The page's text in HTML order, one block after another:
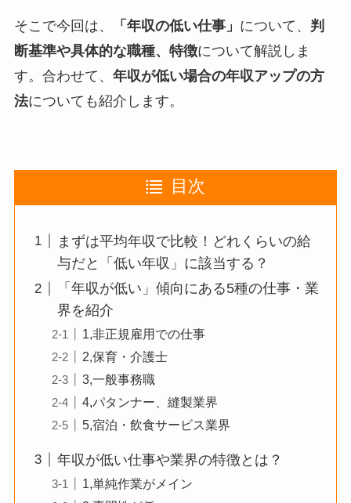
そこで今回は、 「年収の低い仕事」 について、 判
断基準や具体的な職種、特徴について解説しま
す。合わせて、 年収が低い場合の年収アップの方
法についても紹介します。
目次
まずは平均年収で比較！どれくらいの給
与だと「低い年収」に該当する？
「年収が低い」傾向にある5種の仕事・業
界を紹介
1,非正規雇用での仕事
2,保育・介護士
3,一般事務職
4,パタンナー、縫製業界
5,宿泊・飲食サービス業界
年収が低い仕事や業界の特徴とは？
1,単純作業がメイン